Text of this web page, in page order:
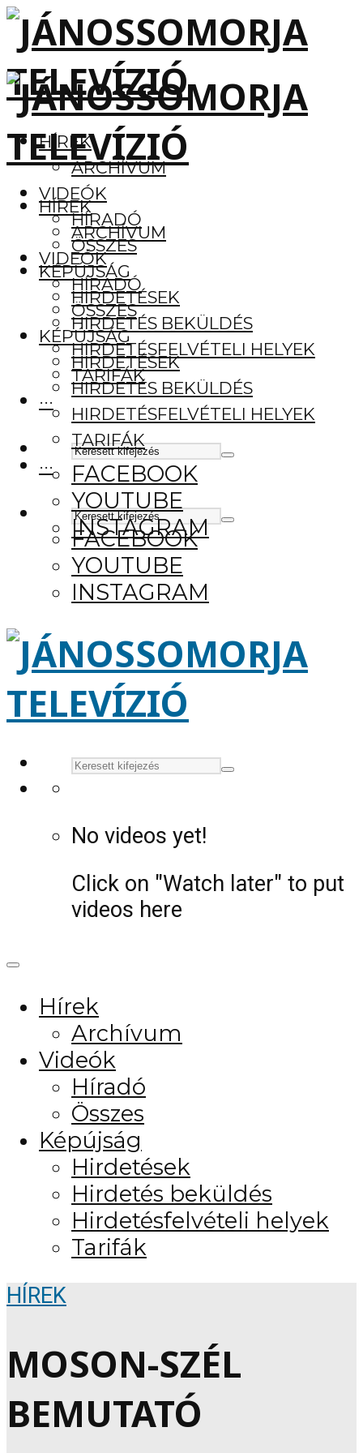
HÍREK
ARCHÍVUM
VIDEÓK
HÍRADÓ
ÖSSZES
KÉPÚJSÁG
HIRDETÉSEK
HIRDETÉS BEKÜLDÉS
HIRDETÉSFELVÉTELI HELYEK
TARIFÁK
···
FACEBOOK
YOUTUBE
INSTAGRAM
HÍREK
ARCHÍVUM
VIDEÓK
HÍRADÓ
ÖSSZES
KÉPÚJSÁG
HIRDETÉSEK
HIRDETÉS BEKÜLDÉS
HIRDETÉSFELVÉTELI HELYEK
TARIFÁK
···
FACEBOOK
YOUTUBE
INSTAGRAM
No videos yet!
Click on "Watch later" to put
videos here
Hírek
Archívum
Videók
Híradó
Összes
Képújság
Hirdetések
Hirdetés beküldés
Hirdetésfelvételi helyek
Tarifák
HÍREK
MOSON-SZÉL
BEMUTATÓ